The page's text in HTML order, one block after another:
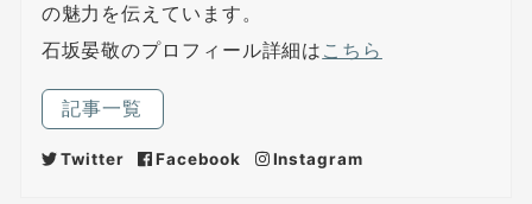
の魅力を伝えています。
石坂晏敬のプロフィール詳細は こちら
記事一覧
Twitter Facebook Instagram